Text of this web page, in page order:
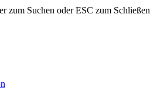
zum Suchen oder ESC zum Schließen